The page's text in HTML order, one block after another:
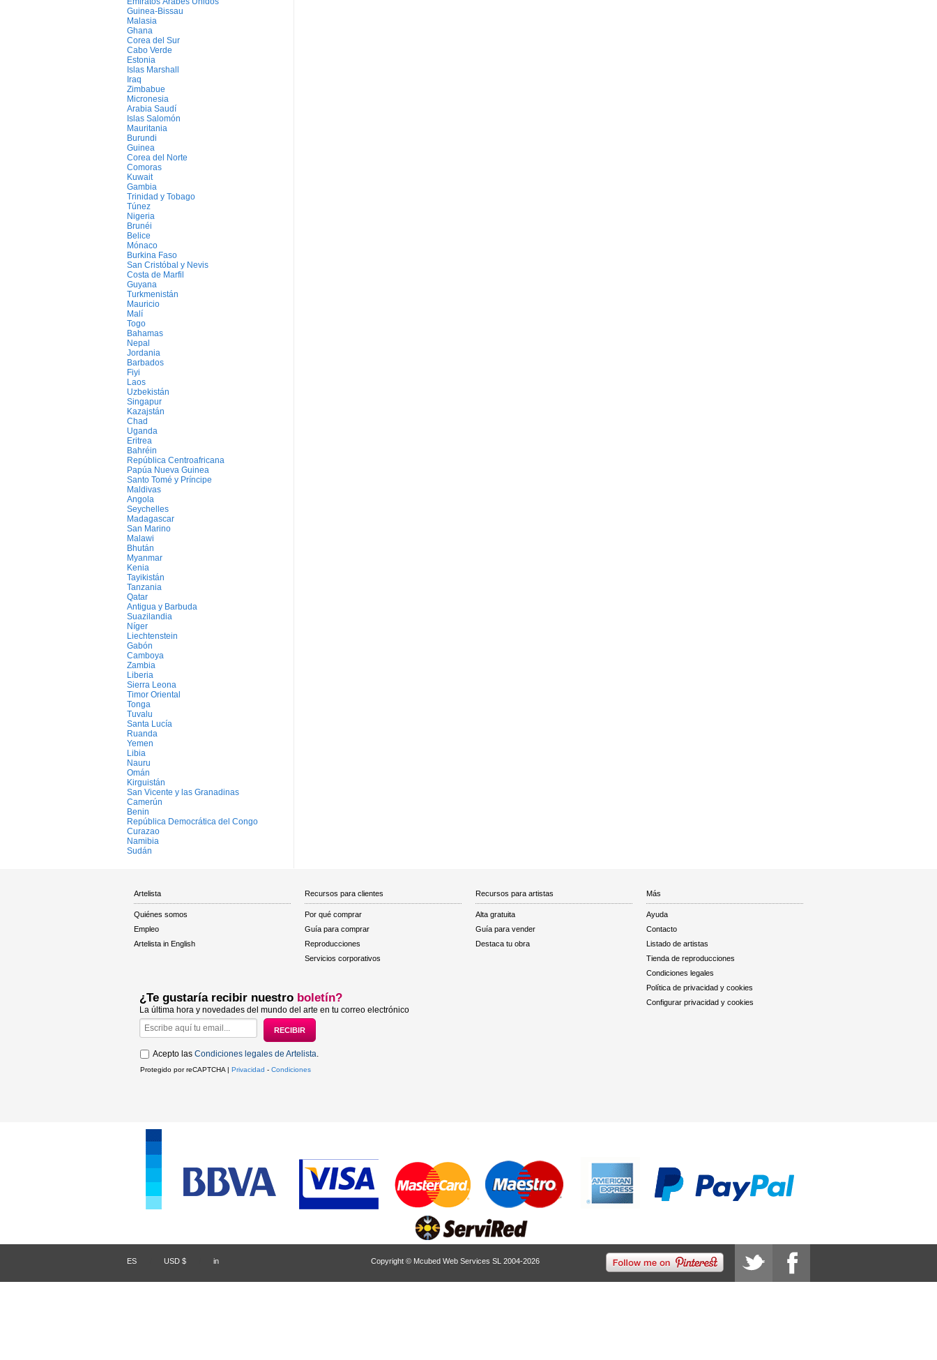
Guinea-Bissau
Malasia
Ghana
Corea del Sur
Cabo Verde
Estonia
Islas Marshall
Iraq
Zimbabue
Micronesia
Arabia Saudí
Islas Salomón
Mauritania
Burundi
Guinea
Corea del Norte
Comoras
Kuwait
Gambia
Trinidad y Tobago
Túnez
Nigeria
Brunéi
Belice
Mónaco
Burkina Faso
San Cristóbal y Nevis
Costa de Marfil
Guyana
Turkmenistán
Mauricio
Malí
Togo
Bahamas
Nepal
Jordania
Barbados
Fiyi
Laos
Uzbekistán
Singapur
Kazajstán
Chad
Uganda
Eritrea
Bahréin
República Centroafricana
Papúa Nueva Guinea
Santo Tomé y Príncipe
Maldivas
Angola
Seychelles
Madagascar
San Marino
Malawi
Bhután
Myanmar
Kenia
Tayikistán
Tanzania
Qatar
Antigua y Barbuda
Suazilandia
Níger
Liechtenstein
Gabón
Camboya
Zambia
Liberia
Sierra Leona
Timor Oriental
Tonga
Tuvalu
Santa Lucía
Ruanda
Yemen
Libia
Nauru
Omán
Kirguistán
San Vicente y las Granadinas
Camerún
Benin
República Democrática del Congo
Curazao
Namibia
Sudán
Artelista
Quiénes somos
Empleo
Artelista in English
Recursos para clientes
Por qué comprar
Guía para comprar
Reproducciones
Servicios corporativos
Recursos para artistas
Alta gratuita
Guía para vender
Destaca tu obra
Más
Ayuda
Contacto
Listado de artistas
Tienda de reproducciones
Condiciones legales
Política de privacidad y cookies
Configurar privacidad y cookies
¿Te gustaría recibir nuestro boletín?
La última hora y novedades del mundo del arte en tu correo electrónico
Acepto las Condiciones legales de Artelista.
Protegido por reCAPTCHA | Privacidad - Condiciones
ES USD $ in Copyright © Mcubed Web Services SL 2004-2026